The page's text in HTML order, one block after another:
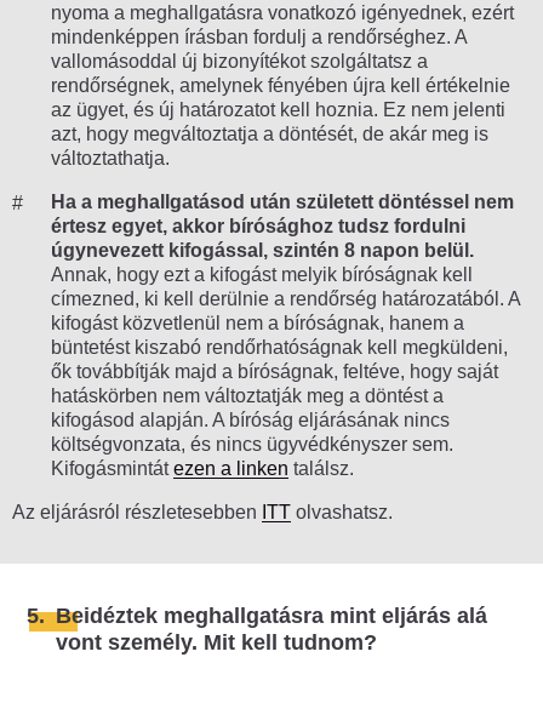
nyoma a meghallgatásra vonatkozó igényednek, ezért
mindenképpen írásban fordulj a rendőrséghez. A
vallomásoddal új bizonyítékot szolgáltatsz a
rendőrségnek, amelynek fényében újra kell értékelnie
az ügyet, és új határozatot kell hoznia. Ez nem jelenti
azt, hogy megváltoztatja a döntését, de akár meg is
változtathatja.
Ha a meghallgatásod után született döntéssel nem
értesz egyet, akkor bírósághoz tudsz fordulni
úgynevezett kifogással, szintén 8 napon belül.
Annak, hogy ezt a kifogást melyik bíróságnak kell
címezned, ki kell derülnie a rendőrség határozatából. A
kifogást közvetlenül nem a bíróságnak, hanem a
büntetést kiszabó rendőrhatóságnak kell megküldeni,
ők továbbítják majd a bíróságnak, feltéve, hogy saját
hatáskörben nem változtatják meg a döntést a
kifogásod alapján. A bíróság eljárásának nincs
költségvonzata, és nincs ügyvédkényszer sem.
Kifogásmintátezen a linken találsz.
Az eljárásról részletesebben ITT olvashatsz.
5. Beidéztek meghallgatásra mint eljárás alá
vont személy. Mit kell tudnom?